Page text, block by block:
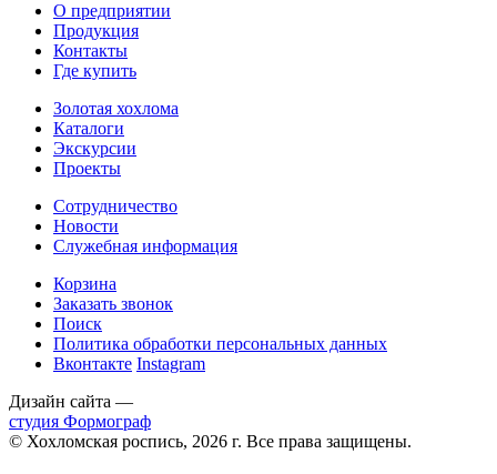
О предприятии
Продукция
Контакты
Где купить
Золотая хохлома
Каталоги
Экскурсии
Проекты
Сотрудничество
Новости
Служебная информация
Корзина
Заказать звонок
Поиск
Политика обработки персональных данных
Вконтакте Instagram
Дизайн сайта —
студия Формограф
© Хохломская роспись, 2026 г. Все права защищены.